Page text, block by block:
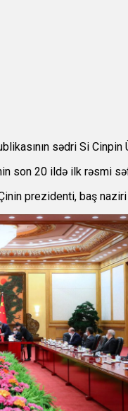
sədri Si
son 20 ildə ilk rəsmi
prezidenti, baş